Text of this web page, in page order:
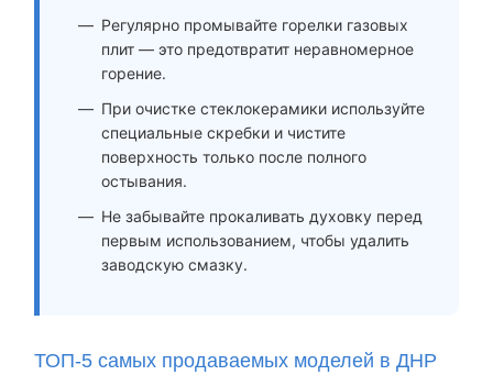
Регулярно промывайте горелки газовых
плит — это предотвратит неравномерное
горение.
При очистке стеклокерамики используйте
специальные скребки и чистите
поверхность только после полного
остывания.
Не забывайте прокаливать духовку перед
первым использованием, чтобы удалить
заводскую смазку.
ТОП-5 самых продаваемых моделей в ДНР